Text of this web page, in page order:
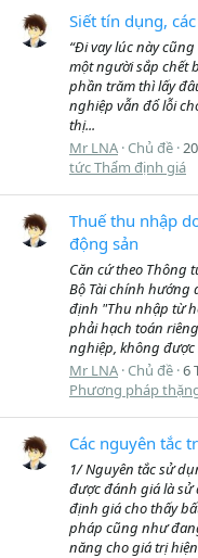
Siết tín dụng,
“Đi vay lúc này
một người sắp chết
phần trăm thì lấy
nghiệp vẫn đổ lỗi
thị...
Mr LNA Chủ đề
tức Thẩm định giá
Thuế thu nhập
động sản
Căn cứ theo Thông
Bộ Tài chính hướng
định "Thu nhập từ
phải hạch toán
nghiệp, không
Mr LNA Chủ đề 6
Phương pháp
Các nguyên tắc
1/ Nguyên tắc sử
được đánh giá là sử
định giá cho thấy
pháp cũng như
năng cho giá trị